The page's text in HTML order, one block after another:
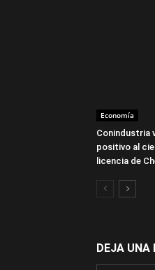
Economía
Conindustria
positivo al
licencia de
DEJA UNA